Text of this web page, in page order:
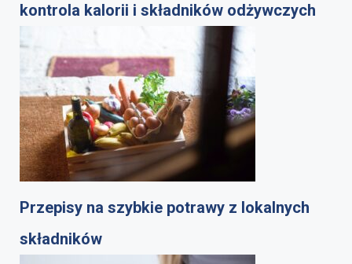
kontrola kalorii i składników odżywczych
Przepisy na szybkie potrawy z lokalnych
składników